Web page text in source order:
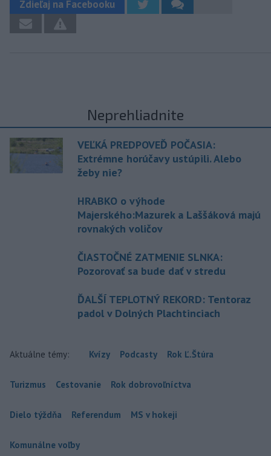
Zdieľaj na Facebooku
Neprehliadnite
VEĽKÁ PREDPOVEĎ POČASIA:
Extrémne horúčavy ustúpili. Alebo
žeby nie?
HRABKO o výhode
Majerského:Mazurek a Laššáková majú
rovnakých voličov
ČIASTOČNÉ ZATMENIE SLNKA:
Pozorovať sa bude dať v stredu
ĎALŠÍ TEPLOTNÝ REKORD: Tentoraz
padol v Dolných Plachtinciach
Aktuálne témy: Kvízy Podcasty Rok Ľ.Štúra
Turizmus Cestovanie Rok dobrovoľníctva
Dielo týždňa Referendum MS v hokeji
Komunálne voľby